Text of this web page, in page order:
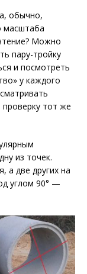
обычно,
масштаба
Можно
пару-тройку
и посмотреть
у каждого
проверку тот же
из точек.
а две других на
углом 90° —